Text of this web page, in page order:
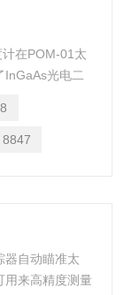
在POM-01太
InGaAs光电二
强。
8847
器自动瞄准太
用来高精度测量